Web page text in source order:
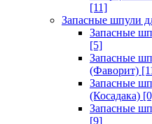
[11]
Запасные шпули
Запасные
[5]
Запасные
(Фаворит)
Запасные
(Косадака)
Запасные
[9]